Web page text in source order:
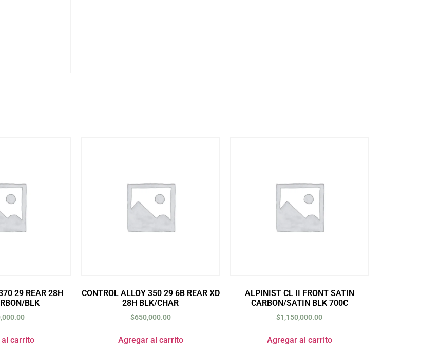
29 REAR 28H
BLK
carrito
CONTROL ALLOY 350 29 6B REAR XD
28H BLK/CHAR
$650,000.00
Agregar al carrito
ALPINIST CL II FRONT SATIN
CARBON/SATIN BLK 700C
$1,150,000.00
Agregar al carrito